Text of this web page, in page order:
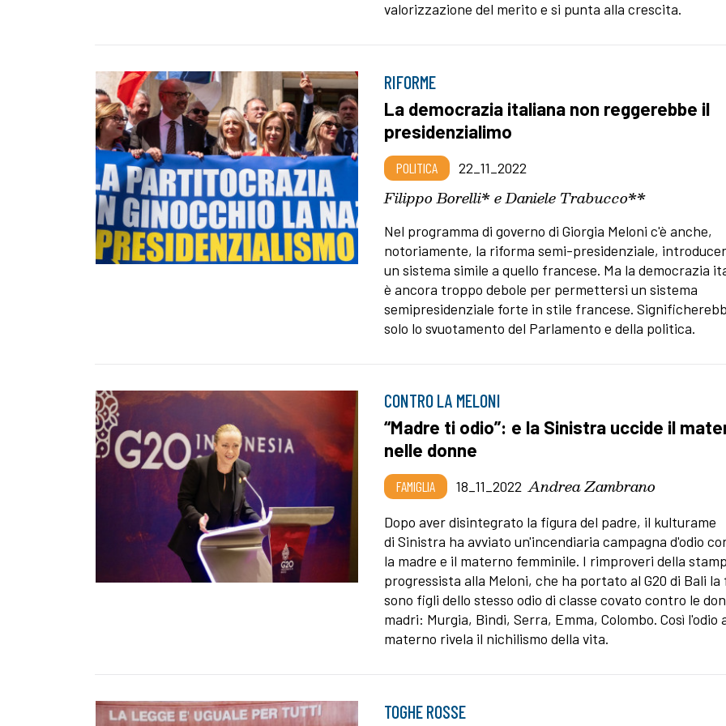
valorizzazione del merito e si punta alla crescita.
RIFORME
La democrazia italiana non reggerebbe il
presidenzialimo
POLITICA 22_11_2022
Filippo Borelli* e Daniele Trabucco**
Nel programma di governo di Giorgia Meloni c'è anche,
notoriamente, la riforma semi-presidenziale,
un sistema simile a quello francese. Ma la democrazia
è ancora troppo debole per permettersi un sistema
semipresidenziale forte in stile francese.
solo lo svuotamento del Parlamento e della politica.
CONTRO LA MELONI
“Madre ti odio”: e la Sinistra uccide il
nelle donne
FAMIGLIA 18_11_2022 Andrea Zambrano
Dopo aver disintegrato la figura del padre, il kulturame
di Sinistra ha avviato un'incendiaria campagna d'odio
la madre e il materno femminile. I rimproveri della
progressista alla Meloni, che ha portato al G20 di Bali la
sono figli dello stesso odio di classe covato contro le
madri: Murgia, Bindi, Serra, Emma, Colombo. Così l'odio
materno rivela il nichilismo della vita.
TOGHE ROSSE